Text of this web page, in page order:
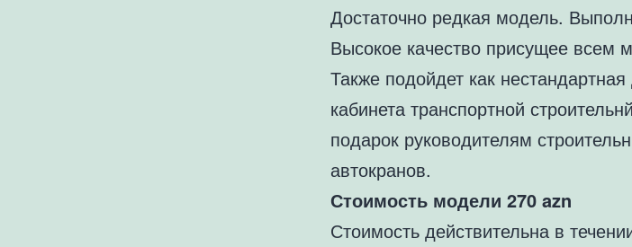
Достаточно редкая модель.
Высокое качество присущее всем
Также подойдет как
кабинета транспортной
подарок руководителям
автокранов.
Стоимость модели 270 azn
Стоимость действительна в